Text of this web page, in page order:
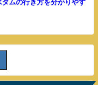
ダムの行き方を分かりやす